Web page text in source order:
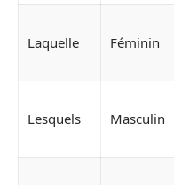
Laquelle Féminin
Lesquels Masculin